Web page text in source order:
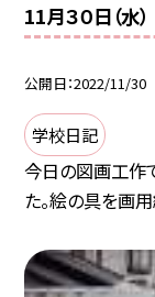
11月３０日（
公開日 2022/11/30
学校日記
今日の図画工作
た。絵の具を画